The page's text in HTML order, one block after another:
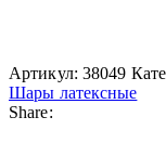
Артикул: 38049
Шары латексные
Share: